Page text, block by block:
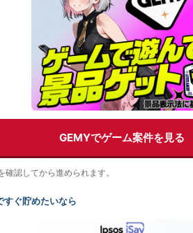
GEMYでゲーム案件を見る
認してから進められます。
すぐ貯めたいなら